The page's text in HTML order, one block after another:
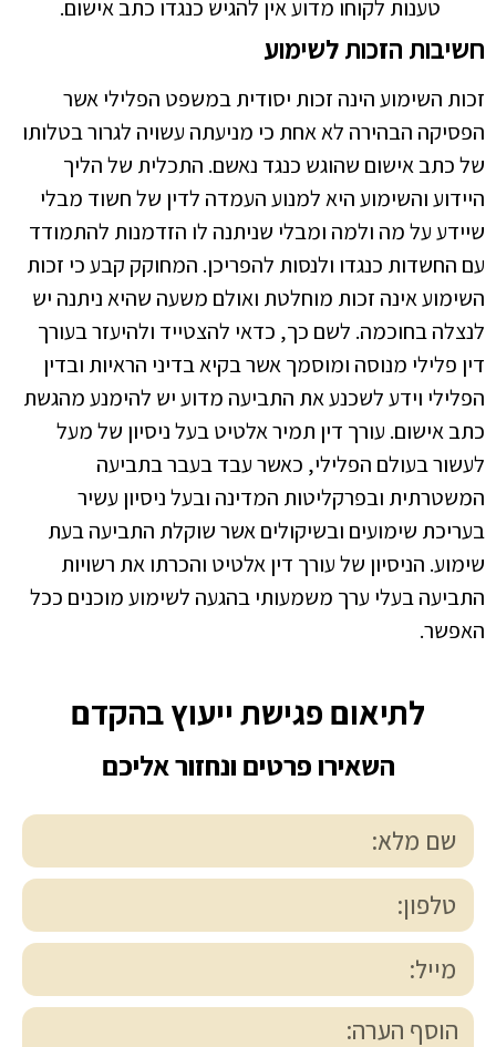
טענות לקוחו מדוע אין להגיש כנגדו כתב אישום.
חשיבות הזכות לשימוע
זכות השימוע הינה זכות יסודית במשפט הפלילי אשר
הפסיקה הבהירה לא אחת כי מניעתה עשויה לגרור בטלותו
של כתב אישום שהוגש כנגד נאשם. התכלית של הליך
היידוע והשימוע היא למנוע העמדה לדין של חשוד מבלי
שיידע על מה ולמה ומבלי שניתנה לו הזדמנות להתמודד
עם החשדות כנגדו ולנסות להפריכן. המחוקק קבע כי זכות
השימוע אינה זכות מוחלטת ואולם משעה שהיא ניתנה יש
לנצלה בחוכמה. לשם כך, כדאי להצטייד ולהיעזר בעורך
דין פלילי מנוסה ומוסמך אשר בקיא בדיני הראיות ובדין
הפלילי וידע לשכנע את התביעה מדוע יש להימנע מהגשת
כתב אישום. עורך דין תמיר אלטיט בעל ניסיון של מעל
לעשור בעולם הפלילי, כאשר עבד בעבר בתביעה
המשטרתית ובפרקליטות המדינה ובעל ניסיון עשיר
בעריכת שימועים ובשיקולים אשר שוקלת התביעה בעת
שימוע. הניסיון של עורך דין אלטיט והכרתו את רשויות
התביעה בעלי ערך משמעותי בהגעה לשימוע מוכנים ככל
האפשר.
לתיאום פגישת ייעוץ בהקדם
השאירו פרטים ונחזור אליכם